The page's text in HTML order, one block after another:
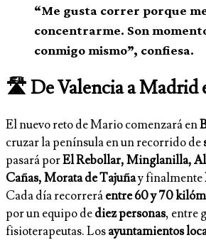
“Me gusta correr porque
concentrarme. Son
conmigo mismo”, confiesa.
🛣️ De Valencia a Madrid
El nuevo reto de Mario comenzará en
cruzar la península en un recorrido de
pasará porEl Rebollar, Minglanilla,
Cañas, Morata de Tajuñay finalmente
Cada día recorreráentre 60 y 70
por un equipo dediez personas, entre
fisioterapeutas. Losayuntamientos